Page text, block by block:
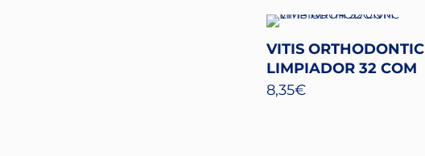
VITIS ORTHODONTIC
LIMPIADOR 32 COM
8,35€